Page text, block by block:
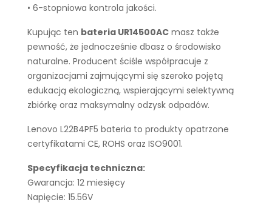
• 6-stopniowa kontrola jakości.
Kupując ten bateria UR14500AC masz także
pewność, że jednocześnie dbasz o środowisko
naturalne. Producent ściśle współpracuje z
organizacjami zajmującymi się szeroko pojętą
edukacją ekologiczną, wspierającymi selektywną
zbiórkę oraz maksymalny odzysk odpadów.
Lenovo L22B4PF5 bateria to produkty opatrzone
certyfikatami CE, ROHS oraz ISO9001.
Specyfikacja techniczna:
Gwarancja: 12 miesięcy
Napięcie: 15.56V